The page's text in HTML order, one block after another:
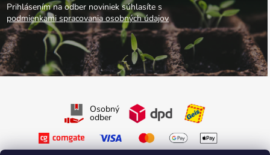
Prihlásením na odber noviniek súhlasíte s
podmienkami spracovania osobných údajov
Osobný
odber